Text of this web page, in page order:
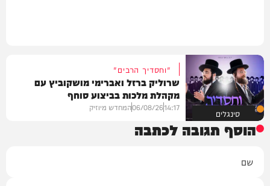
סינגלים
"וחסדיך הרבים"
שרוליק ברזל ואברימי מושקוביץ עם
מקהלת מלכות בביצוע סוחף
14:17
06/08/26המחדש מיוזיק
הוסף תגובה לכתבה